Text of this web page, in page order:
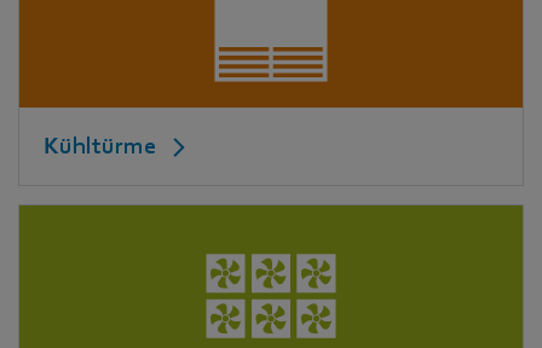
Kühltürme